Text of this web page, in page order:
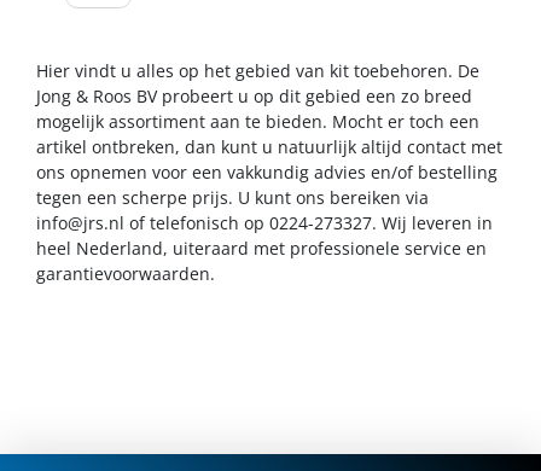
Hier vindt u alles op het gebied van kit toebehoren. De
Jong & Roos BV probeert u op dit gebied een zo breed
mogelijk assortiment aan te bieden. Mocht er toch een
artikel ontbreken, dan kunt u natuurlijk altijd contact met
ons opnemen voor een vakkundig advies en/of bestelling
tegen een scherpe prijs. U kunt ons bereiken via
info@jrs.nl of telefonisch op 0224-273327. Wij leveren in
heel Nederland, uiteraard met professionele service en
garantievoorwaarden.